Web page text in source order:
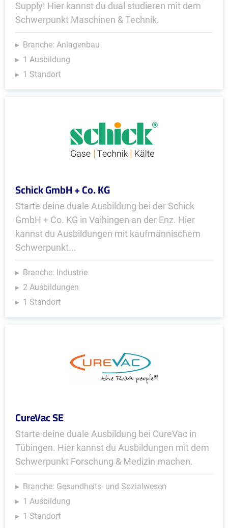
Supply! Hier kannst du dual studieren mit dem
Schwerpunkt Maschinen & Technik.
Branche: Anlagenbau
1 Ausbildung
1 Standort
Schick GmbH + Co. KG
Starte deine duale Ausbildung bei der Schick
GmbH + Co. KG in Vaihingen an der Enz. Hier
kannst du Ausbildungen mit kaufmännischem
Schwerpunkt...
Branche: Industrie
2 Ausbildungen
1 Standort
CureVac SE
Starte deine duale Ausbildung bei CureVac in
Tübingen. Hier kannst du Ausbildungen mit dem
Schwerpunkt Forschung & Medizin machen.
Branche: Gesundheits- und Sozialwesen
1 Ausbildung
1 Standort